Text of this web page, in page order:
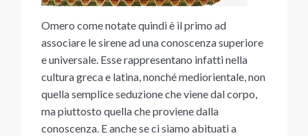
Omero come notate quindi è il primo ad
associare le sirene ad una conoscenza superiore
e universale. Esse rappresentano infatti nella
cultura greca e latina, nonché mediorientale, non
quella semplice seduzione che viene dal corpo,
ma piuttosto quella che proviene dalla
conoscenza. E anche se ci siamo abituati a